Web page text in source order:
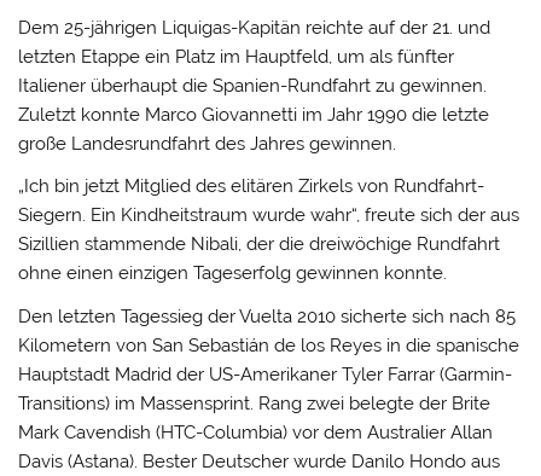
Dem 25-jährigen Liquigas-Kapitän reichte auf der 21. und
letzten Etappe ein Platz im Hauptfeld, um als fünfter
Italiener überhaupt die Spanien-Rundfahrt zu gewinnen.
Zuletzt konnte Marco Giovannetti im Jahr 1990 die letzte
große Landesrundfahrt des Jahres gewinnen.
„Ich bin jetzt Mitglied des elitären Zirkels von Rundfahrt-
Siegern. Ein Kindheitstraum wurde wahr“, freute sich der aus
Sizillien stammende Nibali, der die dreiwöchige Rundfahrt
ohne einen einzigen Tageserfolg gewinnen konnte.
Den letzten Tagessieg der Vuelta 2010 sicherte sich nach 85
Kilometern von San Sebastián de los Reyes in die spanische
Hauptstadt Madrid der US-Amerikaner Tyler Farrar (Garmin-
Transitions) im Massensprint. Rang zwei belegte der Brite
Mark Cavendish (HTC-Columbia) vor dem Australier Allan
Davis (Astana). Bester Deutscher wurde Danilo Hondo aus